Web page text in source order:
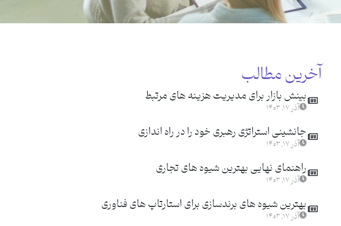
آخرین مطالب
بینش بازار برای مدیریت هزینه های مرتبط
آذر ۱۷, ۱۴۰۳
جانشینی استراتژی رهبری خود را در راه اندازی
آذر ۱۷, ۱۴۰۳
راهنمای نهایی بهترین شیوه های تجاری
آذر ۱۷, ۱۴۰۳
بهترین شیوه های برندسازی برای استارتاپ های فناوری
آذر ۱۷, ۱۴۰۳